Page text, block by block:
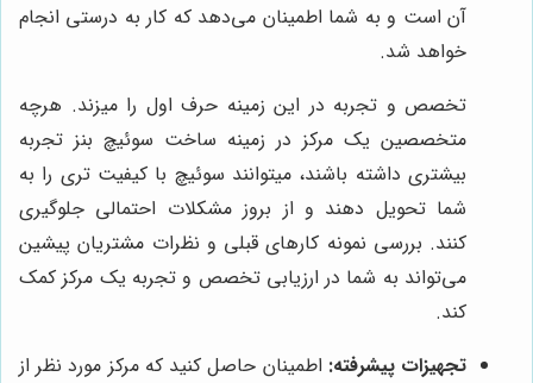
آن است و به شما اطمینان می‌دهد که کار به درستی انجام
خواهد شد.
تخصص و تجربه در این زمینه حرف اول را میزند. هرچه
متخصصین یک مرکز در زمینه ساخت سوئیچ بنز تجربه
بیشتری داشته باشند، میتوانند سوئیچ با کیفیت تری را به
شما تحویل دهند و از بروز مشکلات احتمالی جلوگیری
کنند. بررسی نمونه کارهای قبلی و نظرات مشتریان پیشین
می‌تواند به شما در ارزیابی تخصص و تجربه یک مرکز کمک
کند.
تجهیزات پیشرفته: اطمینان حاصل کنید که مرکز مورد نظر از